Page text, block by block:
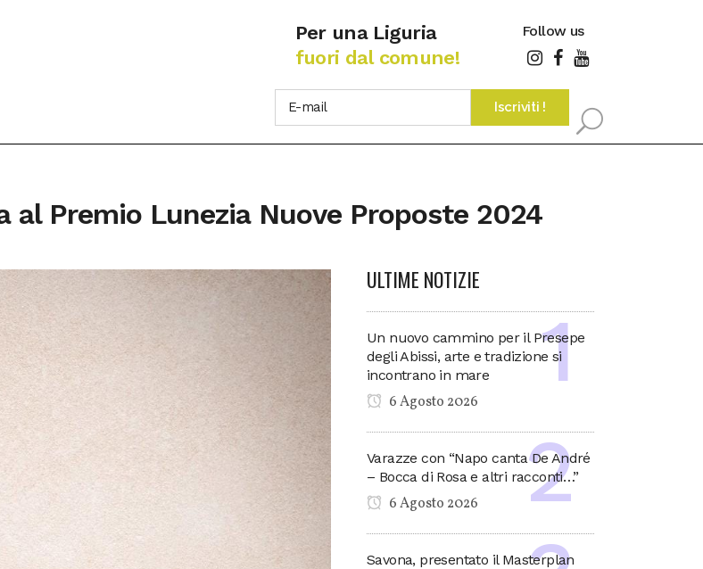
Per una Liguria
fuori dal comune!
Follow us
Premio Lunezia Nuove Proposte 2024
ULTIME NOTIZIE
Un nuovo cammino per il Presepe
degli Abissi, arte e tradizione si
incontrano in mare
6 Agosto 2026
Varazze con “Napo canta De André
– Bocca di Rosa e altri racconti…”
6 Agosto 2026
Savona, presentato il Masterplan